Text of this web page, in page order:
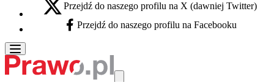
X - otwiera się w nowej karcie
Przejdź do naszego profilu na X (dawniej Twitter)
Facebook - otwiera się w nowej karcie
Przejdź do naszego profilu na Facebooku